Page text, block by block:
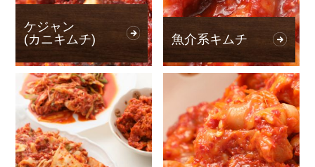
ケジャン
(カニキムチ)
魚介系キムチ